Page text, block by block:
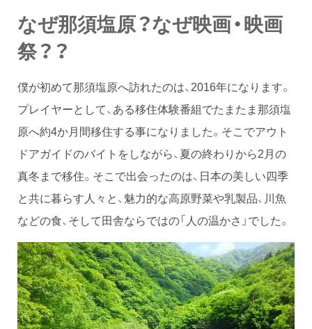
なぜ那須塩原？なぜ映画・映画
祭？？
僕が初めて那須塩原へ訪れたのは、2016年になります。
プレイヤーとして、ある移住体験番組でたまたま那須塩
原へ約4か月間移住する事になりました。そこでアウト
ドアガイドのバイトをしながら、夏の終わりから2月の
真冬まで移住。そこで出会ったのは、日本の美しい四季
と共に暮らす人々と、魅力的な高原野菜や乳製品、川魚
などの食、そして田舎ならではの「人の温かさ」でした。